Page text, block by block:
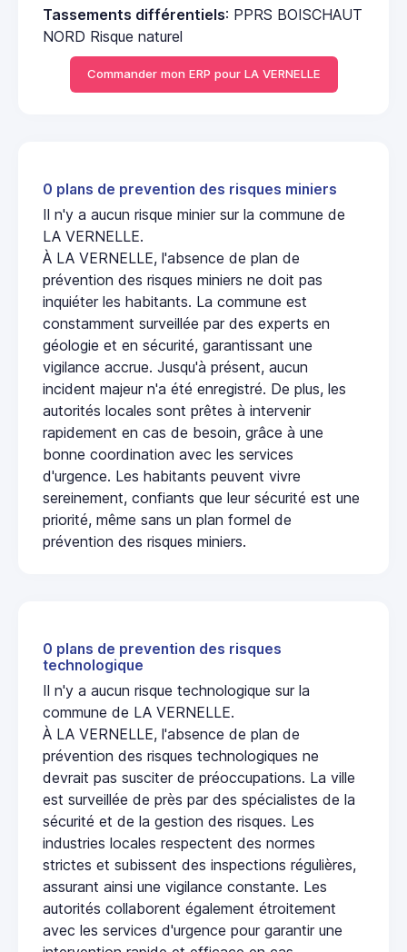
Tassements différentiels: PPRS BOISCHAUT
NORD Risque naturel
Commander mon ERP pour LA VERNELLE
0 plans de prevention des risques miniers
Il n'y a aucun risque minier sur la commune de
LA VERNELLE.
À LA VERNELLE, l'absence de plan de
prévention des risques miniers ne doit pas
inquiéter les habitants. La commune est
constamment surveillée par des experts en
géologie et en sécurité, garantissant une
vigilance accrue. Jusqu'à présent, aucun
incident majeur n'a été enregistré. De plus, les
autorités locales sont prêtes à intervenir
rapidement en cas de besoin, grâce à une
bonne coordination avec les services
d'urgence. Les habitants peuvent vivre
sereinement, confiants que leur sécurité est une
priorité, même sans un plan formel de
prévention des risques miniers.
0 plans de prevention des risques
technologique
Il n'y a aucun risque technologique sur la
commune de LA VERNELLE.
À LA VERNELLE, l'absence de plan de
prévention des risques technologiques ne
devrait pas susciter de préoccupations. La ville
est surveillée de près par des spécialistes de la
sécurité et de la gestion des risques. Les
industries locales respectent des normes
strictes et subissent des inspections régulières,
assurant ainsi une vigilance constante. Les
autorités collaborent également étroitement
avec les services d'urgence pour garantir une